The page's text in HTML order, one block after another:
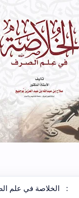
: الخلاصة في علم